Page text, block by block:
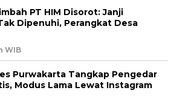
PT HIM Disorot: Janji
Dipenuhi, Perangkat Desa
WIB
Purwakarta Tangkap Pengedar
Modus Lama Lewat Instagram